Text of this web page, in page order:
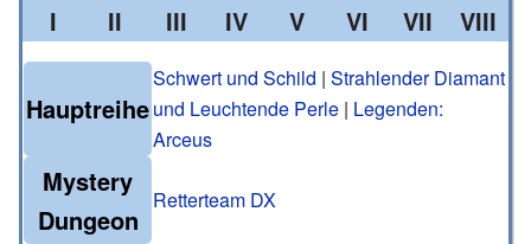
I
II
III
IV
V
VI
VII
VIII
Hauptreihe
Schwert und Schild | Strahlender Diamant
und Leuchtende Perle | Legenden:
Arceus
Mystery
Dungeon
Retterteam DX